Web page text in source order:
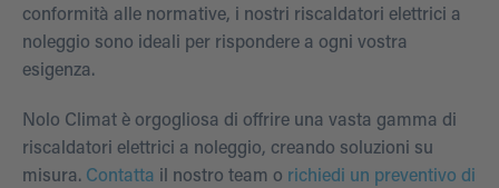
conformità alle normative, i nostri riscaldatori elettrici a
noleggio sono ideali per rispondere a ogni vostra
esigenza.
Nolo Climat è orgogliosa di offrire una vasta gamma di
riscaldatori elettrici a noleggio, creando soluzioni su
misura. Contatta il nostro team o richiedi un preventivo di